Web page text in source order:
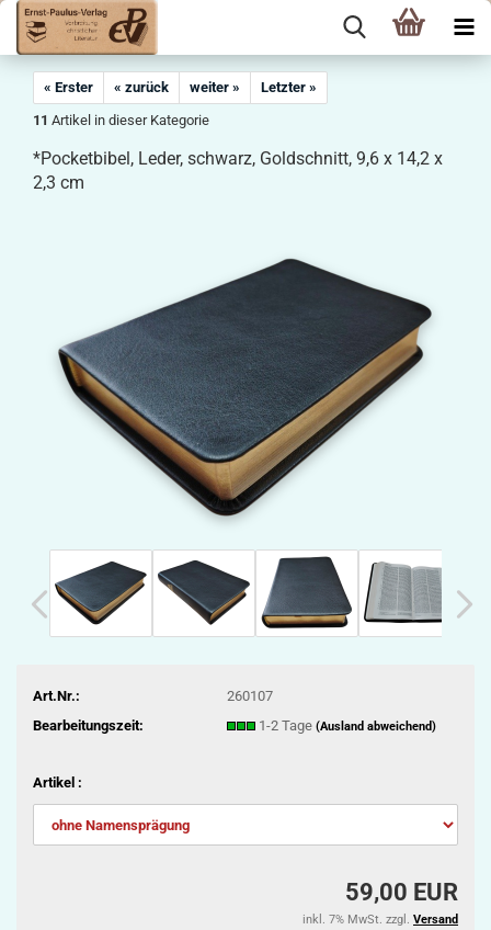
« Erster « zurück weiter »
Letzter »
11 Artikel in dieser Kategorie
*Pocketbibel, Leder, schwarz, Goldschnitt, 9,6 x 14,2 x
2,3 cm
Art.Nr.:
260107
Bearbeitungszeit:
1-2 Tage (Ausland abweichend)
Artikel :
59,00 EUR
inkl. 7% MwSt. zzgl. Versand